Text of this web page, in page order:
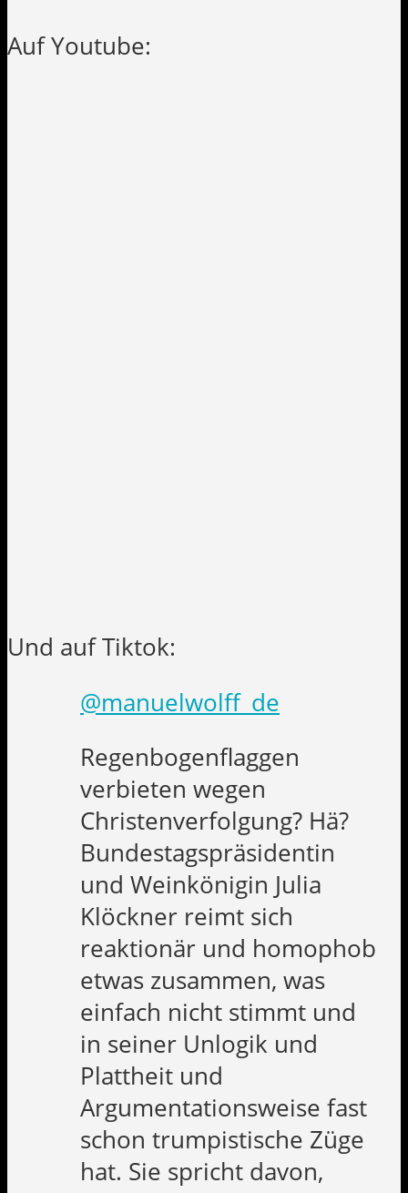
Auf Youtube:
Und auf Tiktok:
@manuelwolff_de
Regenbogenflaggen
verbieten wegen
Christenverfolgung? Hä?
Bundestagspräsidentin
und Weinkönigin Julia
Klöckner reimt sich
reaktionär und homophob
etwas zusammen, was
einfach nicht stimmt und
in seiner Unlogik und
Plattheit und
Argumentationsweise fast
schon trumpistische Züge
hat. Sie spricht davon,